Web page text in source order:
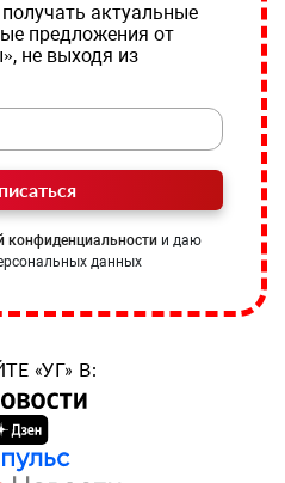
актуальные
предложения от
не выходя из
конфиденциальности и даю
данных
«УГ» В: